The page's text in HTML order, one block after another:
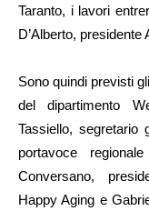
Taranto, i lavori
D’Alberto, presidente
Sono quindi previsti
del dipartimento
Tassiello, segretario
portavoce
Conversano,
Happy Aging e